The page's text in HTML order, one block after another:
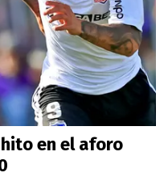
en el aforo